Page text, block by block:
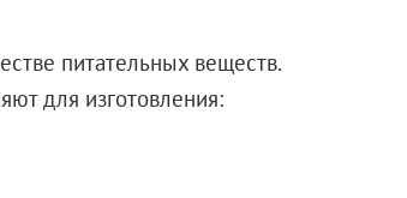
питательных веществ.
для изготовления: